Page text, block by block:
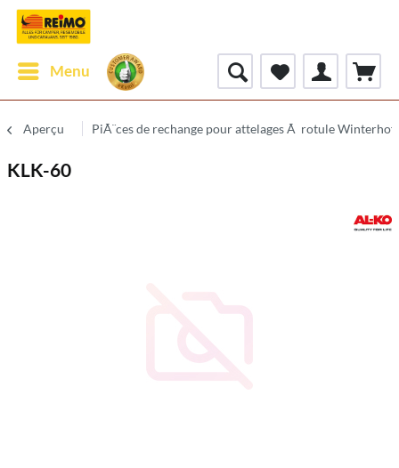
Menu
Aperçu PiÃ¨ces de rechange pour attelages Ã rotule Winterhoff
KLK-60